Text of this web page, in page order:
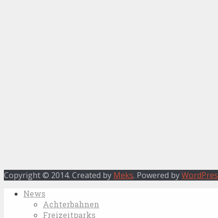
Copyright © 2014. Created by Meks. Powered by
News
Achterbahnen
Freizeitparks